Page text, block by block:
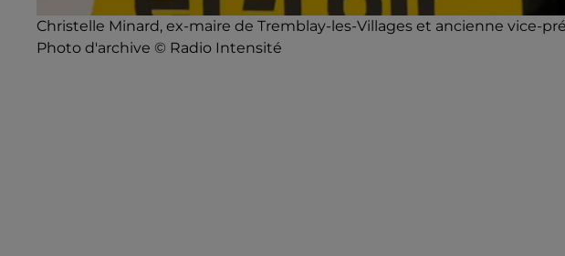
Christelle Minard, ex-maire de Tremblay-les-Villages et ancienne vice-
Photo d'archive © Radio Intensité